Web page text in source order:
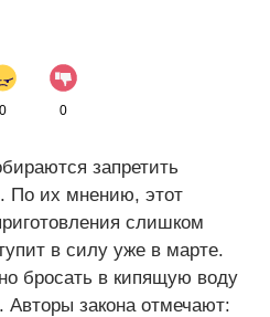
0 0
запретить
По их мнению, этот
слишком
в силу уже в марте.
бросать в кипящую воду
закона отмечают: